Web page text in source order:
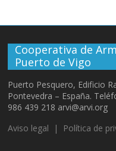
Cooperativa de
Puerto de Vigo
Puerto Pesquero, Edificio
Pontevedra – España.
986 439 218 arvi@arvi.org
Aviso legal | Política de